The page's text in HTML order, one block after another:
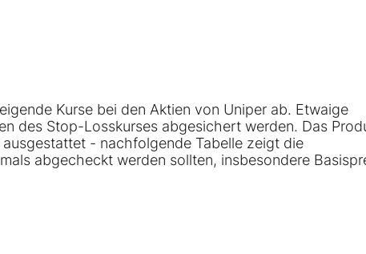
Kurse bei den Aktien von Uniper ab. Etwaige
des Stop-Losskurses abgesichert werden. Das
- nachfolgende Tabelle zeigt die
abgecheckt werden sollten, insbesondere